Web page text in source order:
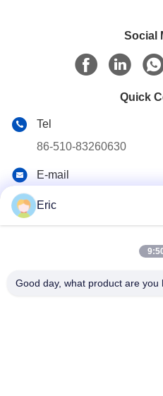
Social
Quick
Tel
86-510-83260630
E-mail
Address
Pièce 2001, porte 10,
Maoye, No.128, route de
Eric
Good day, what product are you